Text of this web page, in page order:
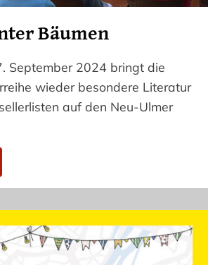
Bäumen
September 2024 bringt die
wieder besondere Literatur
auf den Neu-Ulmer